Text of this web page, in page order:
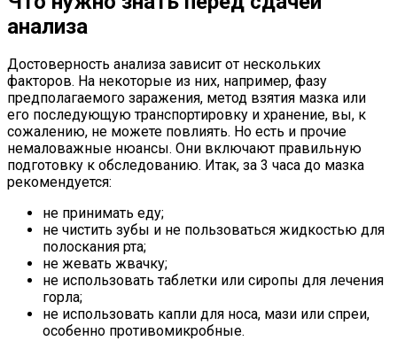
анализа
Достоверность анализа зависит от нескольких
факторов. На некоторые из них, например, фазу
предполагаемого заражения, метод взятия мазка или
его последующую транспортировку и хранение, вы, к
сожалению, не можете повлиять. Но есть и прочие
немаловажные нюансы. Они включают правильную
подготовку к обследованию. Итак, за 3 часа до мазка
рекомендуется:
не принимать еду;
не чистить зубы и не пользоваться жидкостью для
полоскания рта;
не жевать жвачку;
не использовать таблетки или сиропы для лечения
горла;
не использовать капли для носа, мази или спреи,
особенно противомикробные.